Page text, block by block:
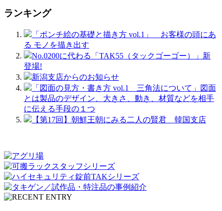
ランキング
「ポンチ絵の基礎と描き方 vol.1」 お客様の頭にあ
る モノを描き出す
No.0200に代わる「TAK55（タックゴーゴー）」新
登場!
新潟支店からのお知らせ
「図面の見方・書き方 vol.1 三角法について」図面
とは製品のデザイン、大きさ、動き、材質などを相手
に伝える手段の１つ
【第17回】朝鮮王朝にみる二人の賢君 韓国支店